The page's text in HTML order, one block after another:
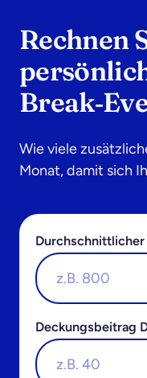
Rechnen
Wie viele
Monat, damit sich
Deckungsbeitrag